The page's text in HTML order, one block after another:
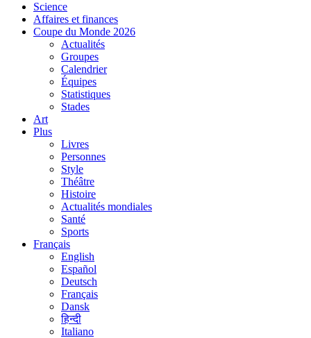
Science
Affaires et finances
Coupe du Monde 2026
Actualités
Groupes
Calendrier
Équipes
Statistiques
Stades
Art
Plus
Livres
Personnes
Style
Théâtre
Histoire
Actualités mondiales
Santé
Sports
Français
English
Español
Deutsch
Français
Dansk
हिन्दी
Italiano